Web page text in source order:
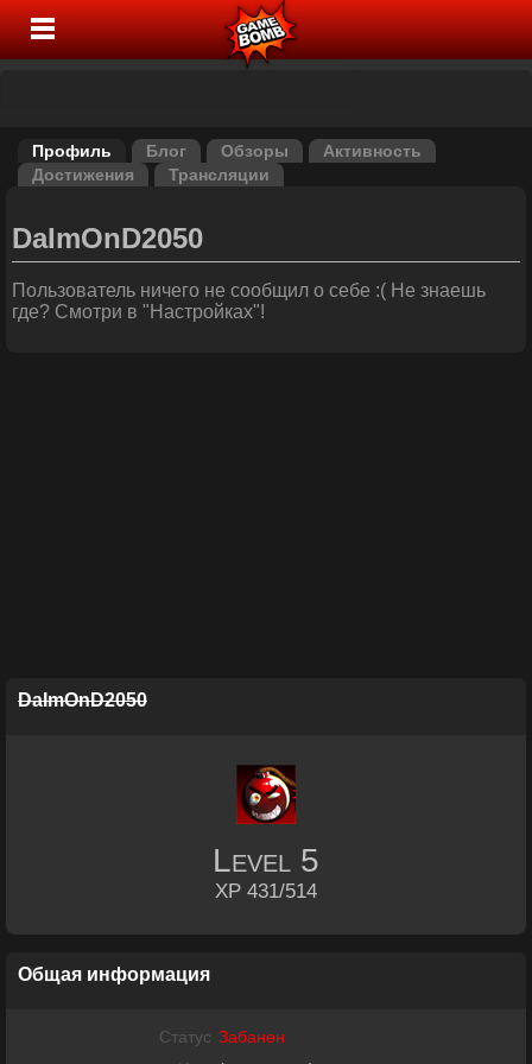
Профиль Блог Обзоры
Активность
Достижения
Трансляции
DaImOnD2050
Пользователь ничего не сообщил о себе :( Не знаешь
где? Смотри в "Настройках"!
DaImOnD2050
Level 5
XP 431/514
Общая информация
Статус Забанен